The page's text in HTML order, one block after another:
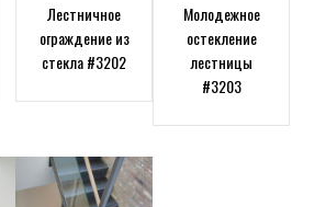
Лестничное
ограждение из
стекла #3202
Молодежное
остекление
лестницы
#3203